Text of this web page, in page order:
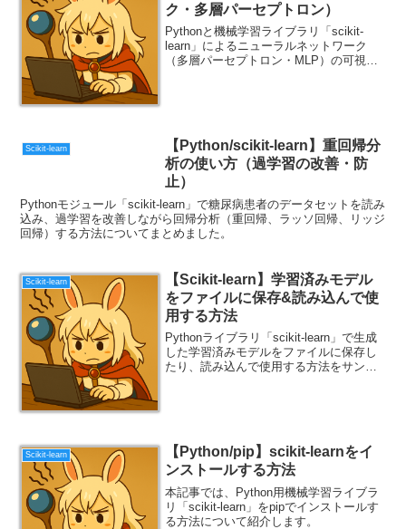
ク・多層パーセプトロン）
Pythonと機械学習ライブラリ「scikit-
learn」によるニューラルネットワーク
（多層パーセプトロン・MLP）の可視化
Scikit-learn
【Python/scikit-learn】重回帰分
析の使い方（過学習の改善・防
止）
Pythonモジュール「scikit-learn」で糖尿病患者のデータセットを読み
込み、過学習を改善しながら回帰分析（重回帰、ラッソ回帰、リッジ
回帰）する方法についてまとめました。
Scikit-learn
【Scikit-learn】学習済みモデル
をファイルに保存&読み込んで使
用する方法
Pythonライブラリ「scikit-learn」で生成
した学習済みモデルをファイルに保存し
たり、読み込んで使用する方法をサンプ
Scikit-learn
【Python/pip】scikit-learnをイ
ンストールする方法
本記事では、Python用機械学習ライブラ
リ「scikit-learn」をpipでインストールす
る方法について紹介します。